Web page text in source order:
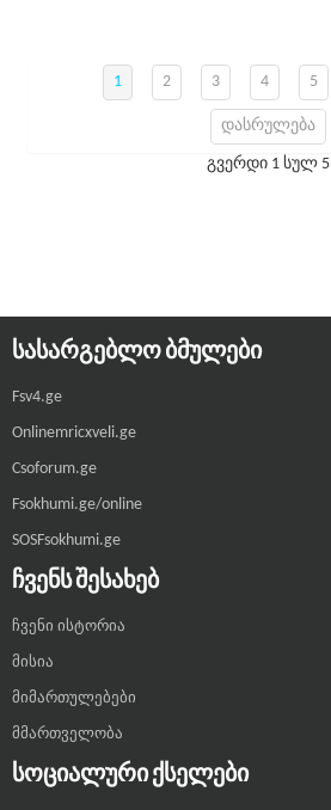
1 2 3 4 5
დასრულება
გვერდი 1 სულ 5
ᲡᲐᲡᲐᲠᲒᲔᲑᲚᲝ ᲑᲛᲣᲚᲔᲑᲘ
Fsv4.ge
Onlinemricxveli.ge
Csoforum.ge
Fsokhumi.ge/online
SOSFsokhumi.ge
ᲩᲕᲔᲜᲡ ᲨᲔᲡᲐᲮᲔᲑ
ჩვენი ისტორია
მისია
მიმართულებები
მმართველობა
ᲡᲝᲪᲘᲐᲚᲣᲠᲘ ᲥᲡᲔᲚᲔᲑᲘ